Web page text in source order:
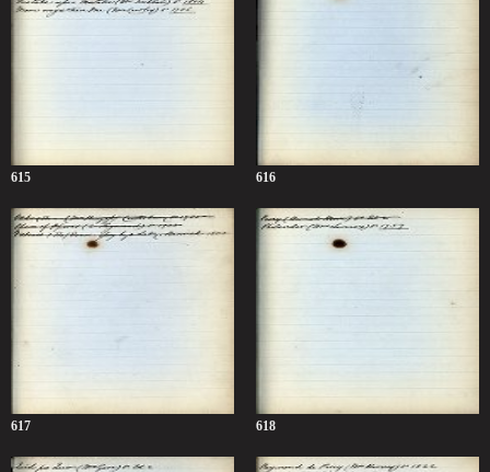
615 616
617 618